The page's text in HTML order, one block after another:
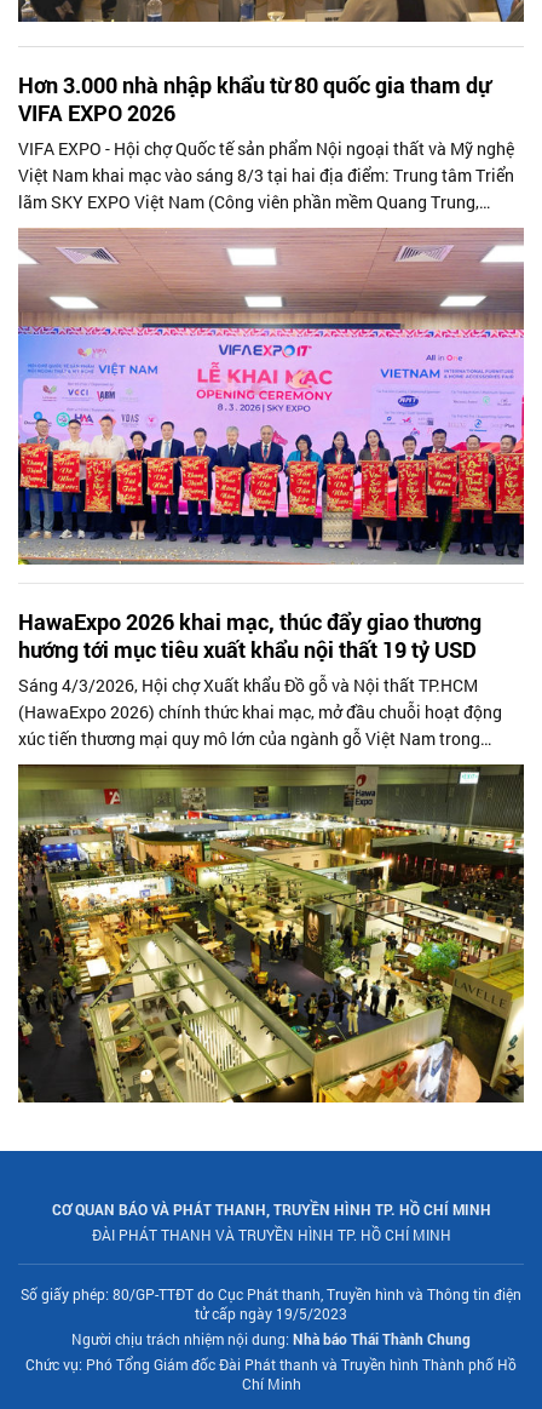
Hơn 3.000 nhà nhập khẩu từ 80 quốc gia tham dự
VIFA EXPO 2026
VIFA EXPO - Hội chợ Quốc tế sản phẩm Nội ngoại thất và Mỹ nghệ
Việt Nam khai mạc vào sáng 8/3 tại hai địa điểm: Trung tâm Triển
lãm SKY EXPO Việt Nam (Công viên phần mềm Quang Trung,
phường Trung Mỹ Tây) và Trung tâm Triển lãm Quốc tế WTC EXPO
(Lô A19, Đường Hùng Vương, phường Bình Dương) từ ngày 8-11/3.
HawaExpo 2026 khai mạc, thúc đẩy giao thương
hướng tới mục tiêu xuất khẩu nội thất 19 tỷ USD
Sáng 4/3/2026, Hội chợ Xuất khẩu Đồ gỗ và Nội thất TP.HCM
(HawaExpo 2026) chính thức khai mạc, mở đầu chuỗi hoạt động
xúc tiến thương mại quy mô lớn của ngành gỗ Việt Nam trong
tháng 3.
CƠ QUAN BÁO VÀ PHÁT THANH, TRUYỀN HÌNH TP. HỒ CHÍ MINH
ĐÀI PHÁT THANH VÀ TRUYỀN HÌNH TP. HỒ CHÍ MINH
Số giấy phép: 80/GP-TTĐT do Cục Phát thanh, Truyền hình và Thông tin điện
tử cấp ngày 19/5/2023
Người chịu trách nhiệm nội dung: Nhà báo Thái Thành Chung
Chức vụ: Phó Tổng Giám đốc Đài Phát thanh và Truyền hình Thành phố Hồ
Chí Minh